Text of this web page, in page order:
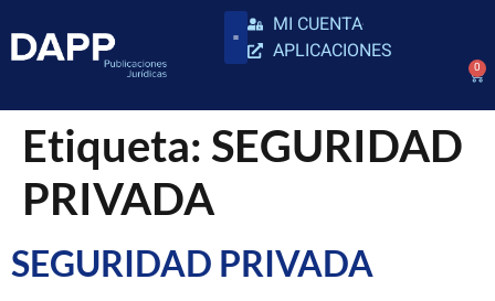
MI CUENTA
APLICACIONES
0
Etiqueta: SEGURIDAD
PRIVADA
SEGURIDAD PRIVADA